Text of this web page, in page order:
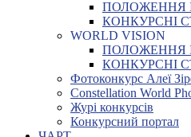
ПОЛОЖЕННЯ
КОНКУРСНІ
WORLD VISION
ПОЛОЖЕННЯ
КОНКУРСНІ
Фотоконкурс Алеї
Constellation World
Журі конкурсів
Конкурсний портал